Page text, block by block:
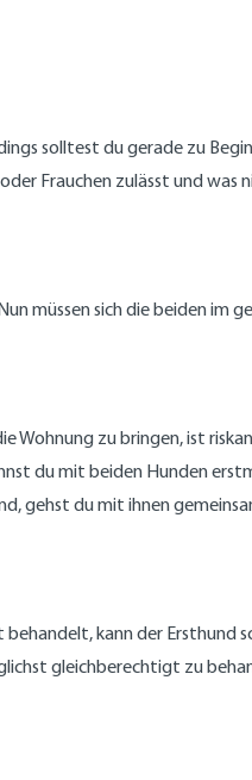
solltest du gerade zu
Frauchen zulässt und was
müssen sich die beiden im
Wohnung zu bringen, ist
du mit beiden Hunden
gehst du mit ihnen
kann der Ersthund
gleichberechtigt zu